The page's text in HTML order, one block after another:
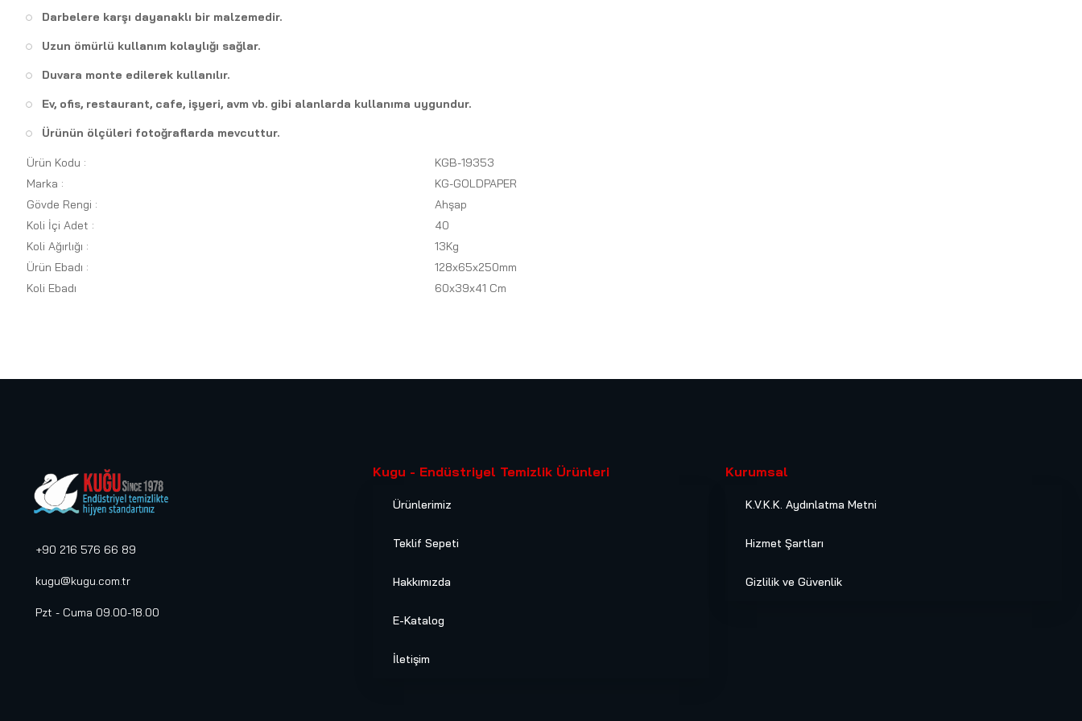
Darbelere karşı dayanaklı bir malzemedir.
Uzun ömürlü kullanım kolaylığı sağlar.
Duvara monte edilerek kullanılır.
Ev, ofis, restaurant, cafe, işyeri, avm vb. gibi alanlarda kullanıma uygundur.
Ürünün ölçüleri fotoğraflarda mevcuttur.
Ürün Kodu :
KGB-19353
Marka :
KG-GOLDPAPER
Gövde Rengi :
Ahşap
Koli İçi Adet :
40
Koli Ağırlığı :
13Kg
Ürün Ebadı :
128x65x250mm
Koli Ebadı
60x39x41 Cm
+90 216 576 66 89
kugu@kugu.com.tr
Pzt - Cuma 09.00-18.00
Kugu - Endüstriyel Temizlik Ürünleri
Ürünlerimiz
Teklif Sepeti
Hakkımızda
E-Katalog
İletişim
Kurumsal
K.V.K.K. Aydınlatma Metni
Hizmet Şartları
Gizlilik ve Güvenlik